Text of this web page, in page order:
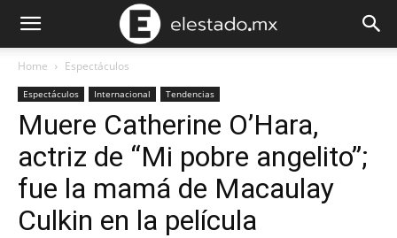
Home Espectáculos
Espectáculos Internacional Tendencias
Muere Catherine O’Hara,
actriz de “Mi pobre angelito”;
fue la mamá de Macaulay
Culkin en la película